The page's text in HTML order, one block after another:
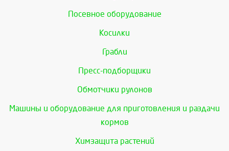
Посевное оборудование
Косилки
Грабли
Пресс-подборщики
Обмотчики рулонов
Машины и оборудование для приготовления и раздачи
кормов
Химзащита растений